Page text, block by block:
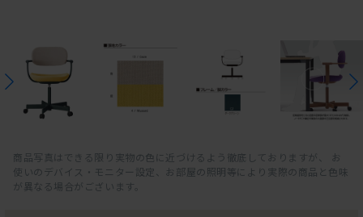
商品写真はできる限り実物の色に近づけるよう徹底しておりますが、 お
使いのデバイス・モニター設定、お部屋の照明等により実際の商品と色味
が異なる場合がございます。